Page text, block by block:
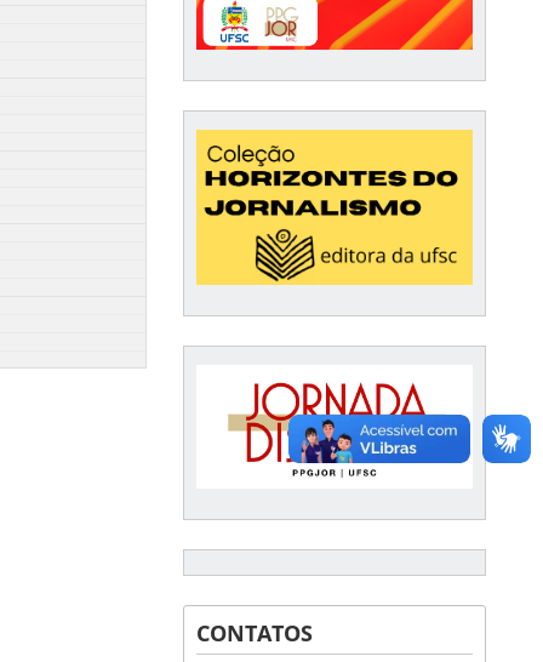
CONTATOS